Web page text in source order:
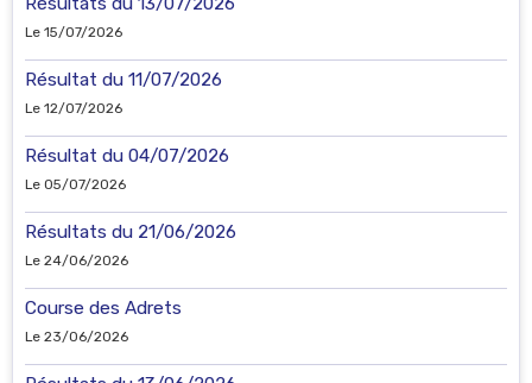
Le 15/07/2026
Résultat du 11/07/2026
Le 12/07/2026
Résultat du 04/07/2026
Le 05/07/2026
Résultats du 21/06/2026
Le 24/06/2026
Course des Adrets
Le 23/06/2026